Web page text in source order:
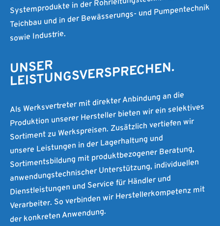
Teichbau und in der Bewässerungs- und Pumpentechnik
sowie Industrie.
UNSER
LEISTUNGSVERSPRECHEN.
Als Werksvertreter mit direkter Anbindung an die
Produktion unserer Hersteller bieten wir ein selektives
Sortiment zu Werkspreisen. Zusätzlich vertiefen wir
unsere Leistungen in der Lagerhaltung und
Sortimentsbildung mit produktbezogener Beratung,
anwendungstechnischer Unterstützung, individuellen
Dienstleistungen und Service für Händler und
Verarbeiter. So verbinden wir Herstellerkompetenz mit
der konkreten Anwendung.